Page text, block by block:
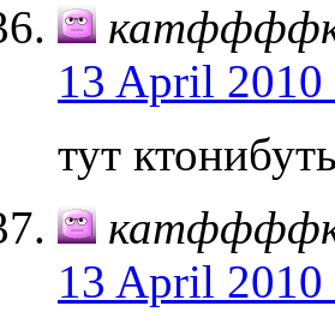
13 April 2010
тут
13 April 2010